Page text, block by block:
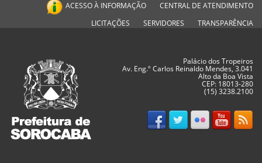
ACESSO À INFORMAÇÃO
CENTRAL DE ATENDIMENTO
LICITAÇÕES
SERVIDORES TRANSPARÊNCIA
Palácio dos Tropeiros
Av. Eng.º Carlos Reinaldo Mendes, 3.041
Alto da Boa Vista
CEP: 18013-280
(15) 3238.2100